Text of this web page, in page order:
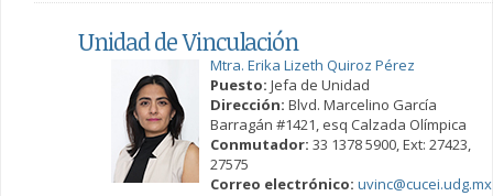
Unidad de Vinculación
Mtra. Erika Lizeth Quiroz Pérez
Puesto: Jefa de Unidad
Dirección: Blvd. Marcelino García
Barragán #1421, esq Calzada Olímpica
Conmutador: 33 1378 5900, Ext: 27423,
27575
Correo electrónico: uvinc@cucei.udg.mx